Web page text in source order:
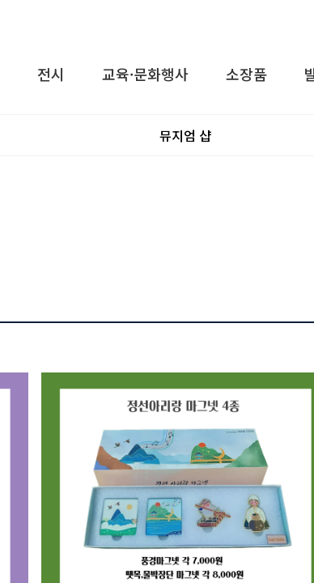
전시 교육·문화행사 소장품
뮤지엄 샵